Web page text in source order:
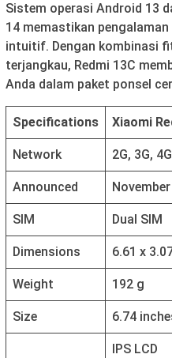
Sistem operasi Android 13
14 memastikan
intuitif. Dengan kombinasi
terjangkau, Redmi 13C
Anda dalam paket ponsel
Specifications Xiaomi
Network 2G, 3G, 4G
Announced
SIM Dual SIM
Dimensions 6.61 x
Weight 192 g
Size 6.74
IPS LCD